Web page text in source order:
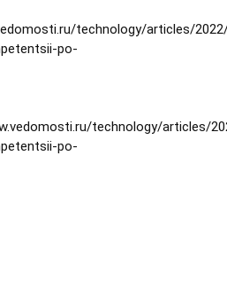
technology/articles/
po-
technology/articles/
po-